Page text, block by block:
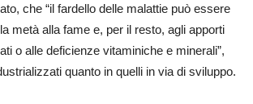
che “il fardello delle malattie può essere
metà alla fame e, per il resto, agli apporti
o alle deficienze vitaminiche e minerali”,
quanto in quelli in via di sviluppo.